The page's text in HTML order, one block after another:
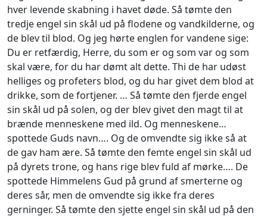
hver levende skabning i havet døde. Så tømte den
tredje engel sin skål ud på flodene og vandkilderne, og
de blev til blod. Og jeg hørte englen for vandene sige:
Du er retfærdig, Herre, du som er og som var og som
skal være, for du har dømt alt dette. Thi de har udøst
helliges og profeters blod, og du har givet dem blod at
drikke, som de fortjener. … Så tømte den fjerde engel
sin skål ud på solen, og der blev givet den magt til at
brænde menneskene med ild. Og menneskene…
spottede Guds navn…. Og de omvendte sig ikke så at
de gav ham ære. Så tømte den femte engel sin skål ud
på dyrets trone, og hans rige blev fuld af mørke…. De
spottede Himmelens Gud på grund af smerterne og
deres sår, men de omvendte sig ikke fra deres
gerninger. Så tømte den sjette engel sin skål ud på den